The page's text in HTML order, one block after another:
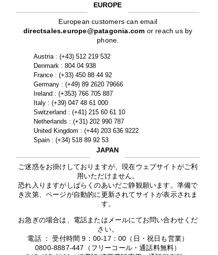
EUROPE
European customers can email
directsales.europe@patagonia.com or reach us by
phone.
Austria : (+43) 512 219 532
Denmark : 804 04 938
France : (+33) 450 88 44 92
Germany : (+49) 89 2620 79666
Ireland : (+353) 766 705 887
Italy : (+39) 047 48 61 000
Switzerland : (+41) 215 60 61 10
Netherlands : (+31) 202 990 787
United Kingdom : (+44) 203 636 9222
Spain : (+34) 518 89 92 53
JAPAN
ご迷惑をお掛けしておりますが、現在ウェブサイトがご利
用いただけません。
恐れ入りますがしばらくのあいだご静観願います。準備で
き次第、ページが自動的に更新されてサイトが表示されま
す。
お急ぎの場合は、電話またはメールにてお問い合わせくだ
さい。
電話 ： 受付時間 9：00-17：00（日・祝日も営業）
0800-8887-447（フリーコール・通話料無料）